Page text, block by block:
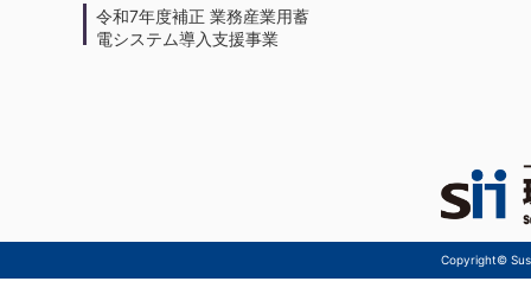
令和7年度補正 業務産業用蓄
電システム導入支援事業
Copyright©